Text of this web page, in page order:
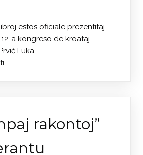
estos oficiale prezentitaj
a kongreso de kroataj
Luka.
rakontoj”